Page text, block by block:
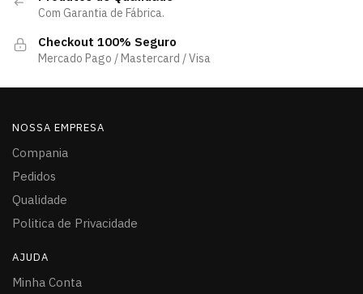
Com Garantia de Fábrica.
Checkout 100% Seguro
Mercado Pago / Mastercard / Visa
NOSSA EMPRESA
Compania
Pedidos
Qualidade
Politica de Privacidade
AJUDA
Minha Conta